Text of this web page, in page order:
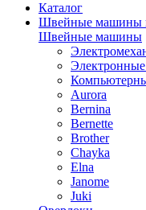
Каталог
Швейные машины
Швейные машины
Aurora
Bernina
Bernette
Brother
Chayka
Elna
Janome
Juki